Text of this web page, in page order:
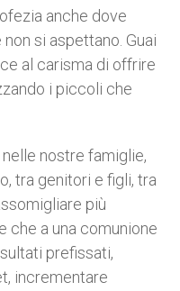
anche dove
si aspettano. Guai
al carisma di offrire
i piccoli che
nostre famiglie,
tra genitori e figli, tra
più
che a una comunione
prefissati,
incrementare